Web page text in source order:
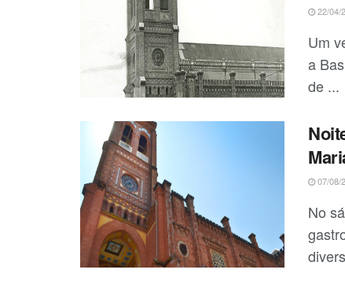
22/04/
Um
a
de ...
07/08/
No